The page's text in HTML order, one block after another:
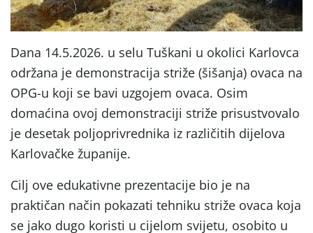
Dana 14.5.2026. u selu Tuškani u okolici Karlovca
održana je demonstracija striže (šišanja) ovaca na
OPG-u koji se bavi uzgojem ovaca. Osim
domaćina ovoj demonstraciji striže prisustvovalo
je desetak poljoprivrednika iz različitih dijelova
Karlovačke županije.
Cilj ove edukativne prezentacije bio je na
praktičan način pokazati tehniku striže ovaca koja
se jako dugo koristi u cijelom svijetu, osobito u